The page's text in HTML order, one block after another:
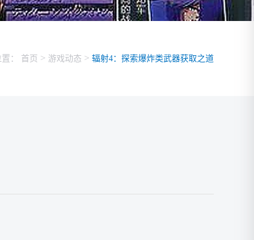
： 首页 > 游戏动态 > 辐射4：探索爆炸类武器获取之道